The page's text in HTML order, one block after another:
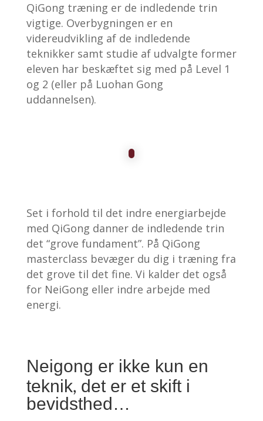
QiGong træning er de indledende trin
vigtige. Overbygningen er en
videreudvikling af de indledende
teknikker samt studie af udvalgte former
eleven har beskæftet sig med på Level 1
og 2 (eller på Luohan Gong
uddannelsen).
Set i forhold til det indre energiarbejde
med QiGong danner de indledende trin
det “grove fundament”. På QiGong
masterclass bevæger du dig i træning fra
det grove til det fine. Vi kalder det også
for NeiGong eller indre arbejde med
energi.
Neigong er ikke kun en
teknik, det er et skift i
bevidsthed…